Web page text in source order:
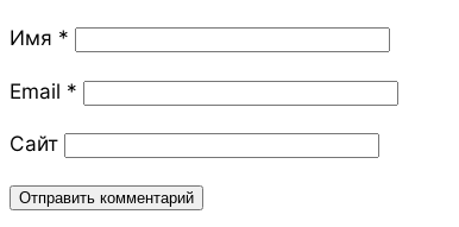
Имя *
Email *
Сайт